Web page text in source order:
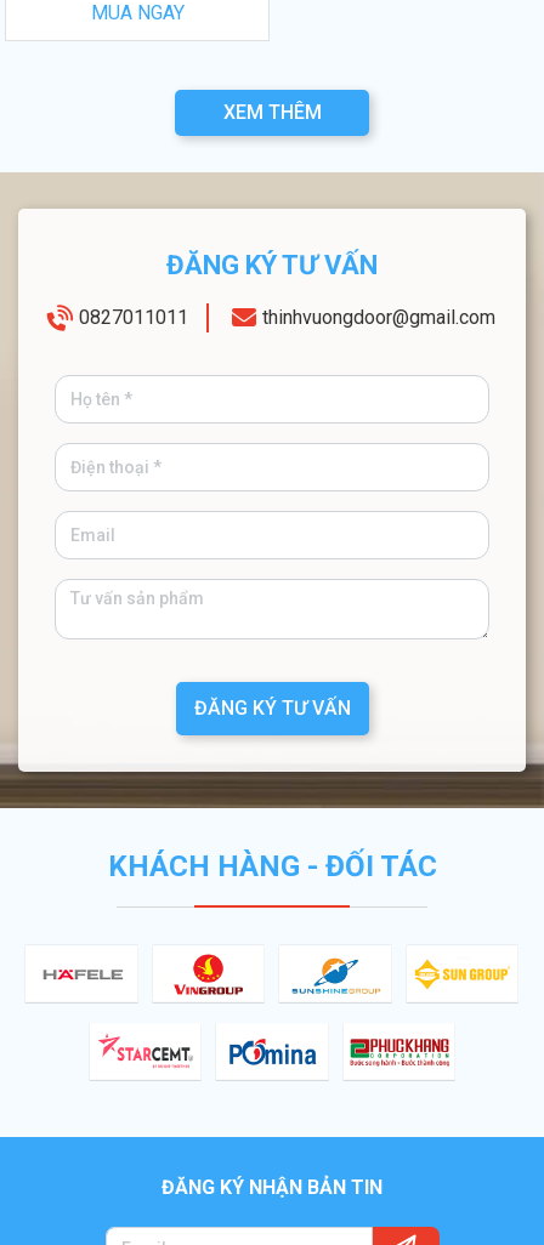
MUA NGAY
XEM THÊM
ĐĂNG KÝ TƯ VẤN
0827011011 thinhvuongdoor@gmail.com
ĐĂNG KÝ TƯ VẤN
KHÁCH HÀNG - ĐỐI TÁC
ĐĂNG KÝ NHẬN BẢN TIN